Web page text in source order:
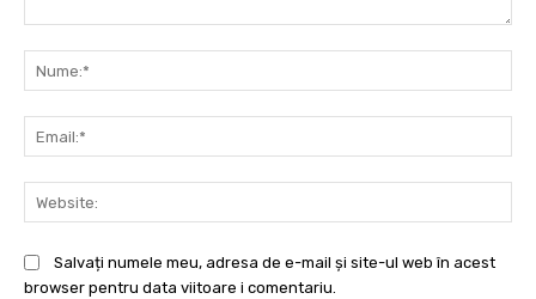
Salvați numele meu, adresa de e-mail și site-ul web în acest
browser pentru data viitoare i comentariu.